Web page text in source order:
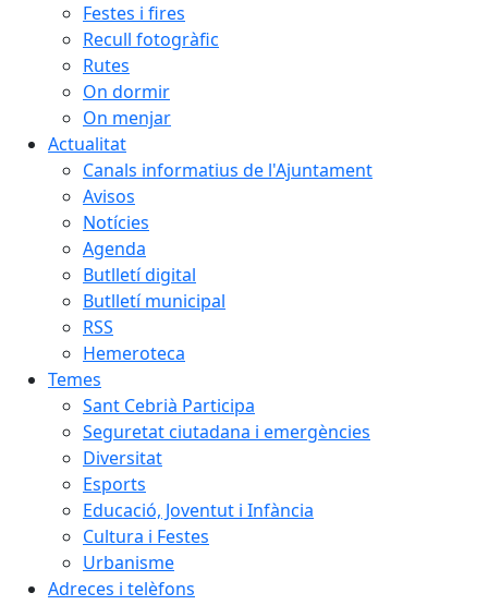
Festes i fires
Recull fotogràfic
Rutes
On dormir
On menjar
Actualitat
Canals informatius de l'Ajuntament
Avisos
Notícies
Agenda
Butlletí digital
Butlletí municipal
RSS
Hemeroteca
Temes
Sant Cebrià Participa
Seguretat ciutadana i emergències
Diversitat
Esports
Educació, Joventut i Infància
Cultura i Festes
Urbanisme
Adreces i telèfons